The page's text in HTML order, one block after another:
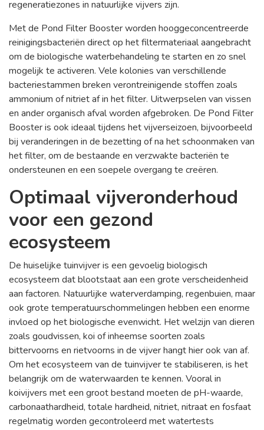
regeneratiezones in natuurlijke vijvers zijn.
Met de Pond Filter Booster worden hooggeconcentreerde
reinigingsbacteriën direct op het filtermateriaal aangebracht
om de biologische waterbehandeling te starten en zo snel
mogelijk te activeren. Vele kolonies van verschillende
bacteriestammen breken verontreinigende stoffen zoals
ammonium of nitriet af in het filter. Uitwerpselen van vissen
en ander organisch afval worden afgebroken. De Pond Filter
Booster is ook ideaal tijdens het vijverseizoen, bijvoorbeeld
bij veranderingen in de bezetting of na het schoonmaken van
het filter, om de bestaande en verzwakte bacteriën te
ondersteunen en een soepele overgang te creëren.
Optimaal vijveronderhoud
voor een gezond
ecosysteem
De huiselijke tuinvijver is een gevoelig biologisch
ecosysteem dat blootstaat aan een grote verscheidenheid
aan factoren. Natuurlijke waterverdamping, regenbuien, maar
ook grote temperatuurschommelingen hebben een enorme
invloed op het biologische evenwicht. Het welzijn van dieren
zoals goudvissen, koi of inheemse soorten zoals
bittervoorns en rietvoorns in de vijver hangt hier ook van af.
Om het ecosysteem van de tuinvijver te stabiliseren, is het
belangrijk om de waterwaarden te kennen. Vooral in
koivijvers met een groot bestand moeten de pH-waarde,
carbonaathardheid, totale hardheid, nitriet, nitraat en fosfaat
regelmatig worden gecontroleerd met watertests